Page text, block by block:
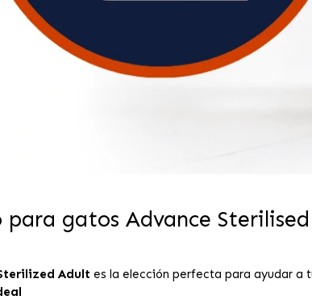
para gatos Advance
Adult es la elección perfecta para ayudar a